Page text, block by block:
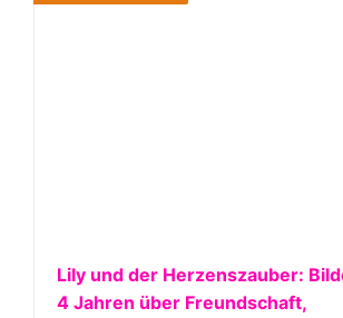
Lily und der Herzenszauber:
4 Jahren über Freundschaft,